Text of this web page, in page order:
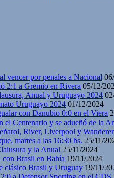
vencer por penales a Nacional
2:1 a Gremio en Rivera 05/12/
Anual y Uruguayo 2024
Uruguayo 2024 01/12/2024
con Danubio 0:0 en el Viera
el Centenario y se adueñó de la
River, Liverpool y
martes a las 16:30 hs. 25/11/
y la Anual 25/11/2024
Brasil en Bahía 19/11/2024
clásico Brasil y Uruguay 19/11/